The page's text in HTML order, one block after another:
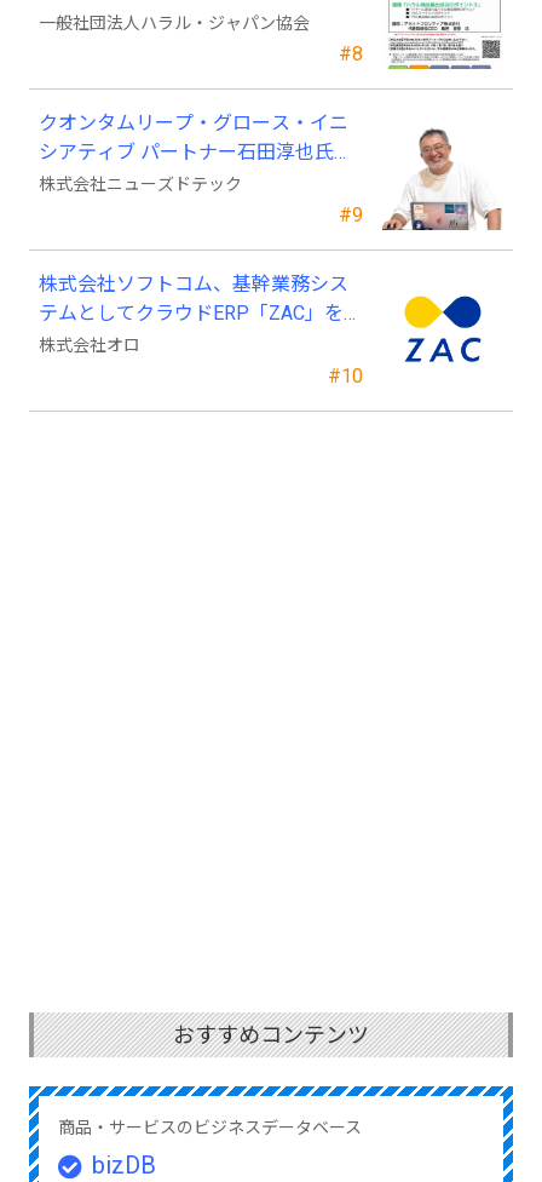
#8
費無料）
一般社団法人ハラル・ジャパン協会
#9
クオンタムリープ・グロース・イニ
シアティブ パートナー石田淳也氏が
ニューズドテックの戦略顧問に就任
株式会社ニューズドテック
#10
株式会社ソフトコム、基幹業務シス
テムとしてクラウドERP「ZAC」を採
用
株式会社オロ
おすすめコンテンツ
商品・サービスのビジネスデータベース
bizDB